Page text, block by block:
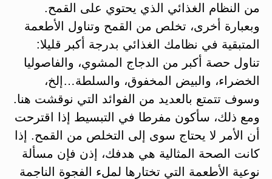
من النظام الغذائي الذي يحتوي على القمح.
وبعبارة أخرى، تخلص من القمح وتناول الأطعمة
المتبقية في نظامك الغذائي بدرجة أكبر قليلا:
تناول حصة أكبر من الدجاج المشوي، والفاصوليا
الخضراء، والبيض المخفوق، والسلطة…إلخ،
وسوف تتمتع بالعديد من الفوائد التي نوقشت هنا.
ومع ذلك، سأكون مفرطا في التبسيط إذا اقترحت
أن الأمر لا يحتاج سوى إلى التخلص من القمح. إذا
كانت الصحة المثالية هي هدفك، إذن فإن مسألة
نوعية الأطعمة التي تختارها لملء الفجوة الناجمة